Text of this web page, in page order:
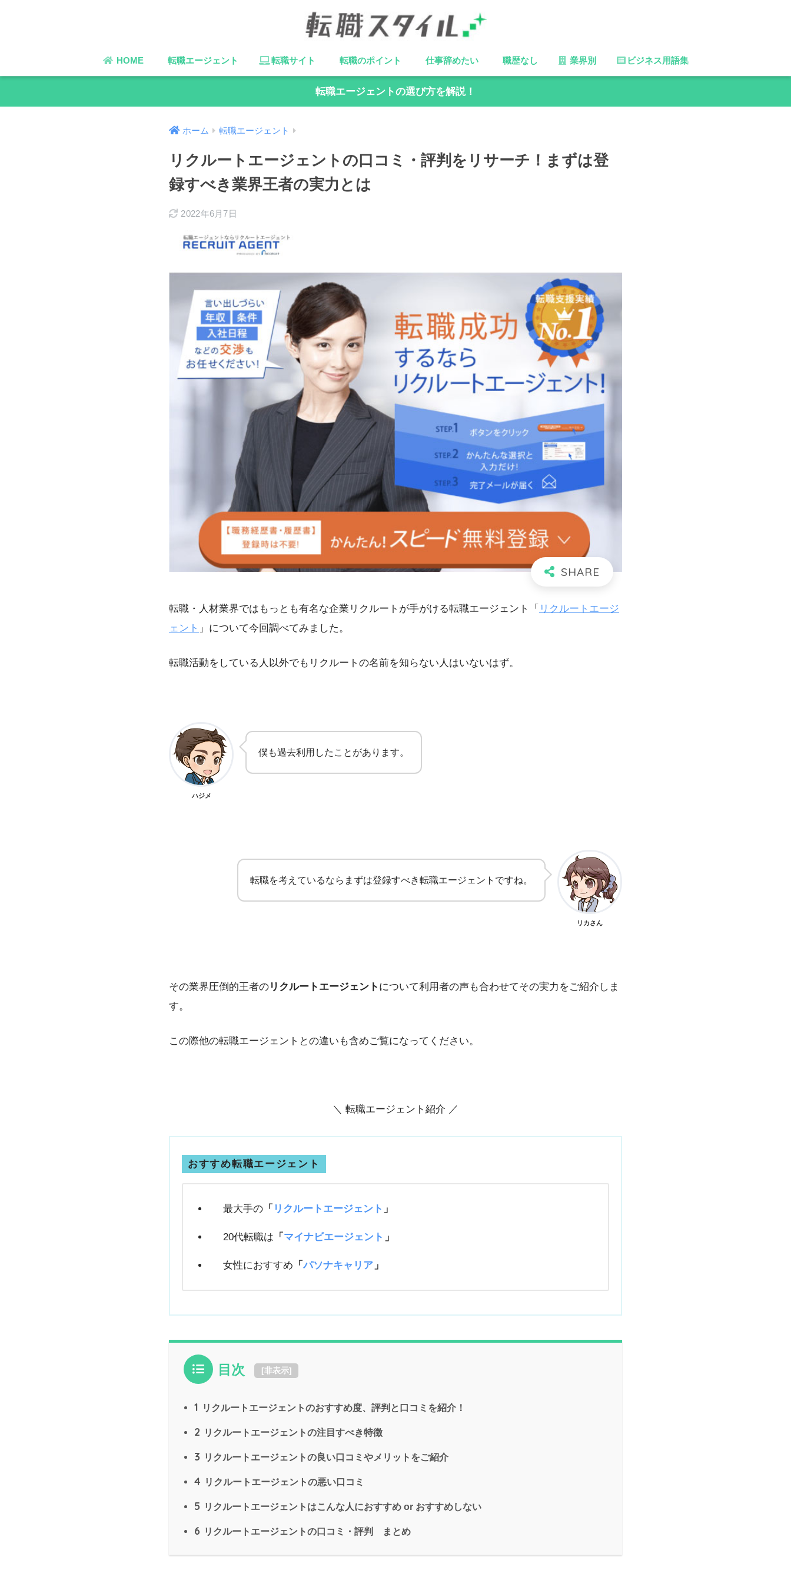
HOME 転職エージェント 転職サイト 転職のポイント 仕事辞めたい 職歴なし 業界別 ビジネス用語集
転職エージェントの選び方を解説！
ホーム 転職エージェント
リクルートエージェントの口コミ・評判をリサーチ！まずは登
録すべき業界王者の実力とは
2022年6月7日
転職・人材業界ではもっとも有名な企業リクルートが手がける転職エージェント「 リクルートエージ
ェント 」について今回調べてみました。
転職活動をしている人以外でもリクルートの名前を知らない人はいないはず。
ハジメ
僕も過去利用したことがあります。
転職を考えているならまずは登録すべき転職エージェントですね。
リカさん
その業界圧倒的王者の リクルートエージェント について利用者の声も合わせてその実力をご紹介しま
す。
この際他の転職エージェントとの違いも含めご覧になってください。
＼ 転職エージェント紹介 ／
おすすめ転職エージェント
最大手の 「 リクルートエージェント 」
20代転職は 「 マイナビエージェント 」
女性におすすめ 「パソナキャリア 」
目次 [非表示]
1 リクルートエージェントのおすすめ度、評判と口コミを紹介！
2 リクルートエージェントの注目すべき特徴
3 リクルートエージェントの良い口コミやメリットをご紹介
4 リクルートエージェントの悪い口コミ
5 リクルートエージェントはこんな人におすすめ or おすすめしない
6 リクルートエージェントの口コミ・評判 まとめ